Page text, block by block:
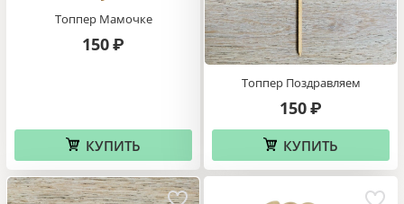
Топпер Мамочке
150₽
КУПИТЬ
Топпер Поздравляем
150₽
КУПИТЬ